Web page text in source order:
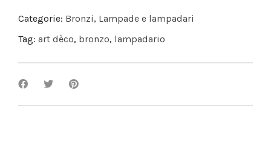
Categorie: Bronzi, Lampade e lampadari
Tag: art dèco, bronzo, lampadario